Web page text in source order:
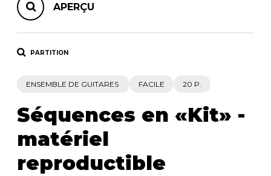
APERÇU
PARTITION
ENSEMBLE DE GUITARES FACILE 20 P.
Séquences en «Kit» -
matériel
reproductible